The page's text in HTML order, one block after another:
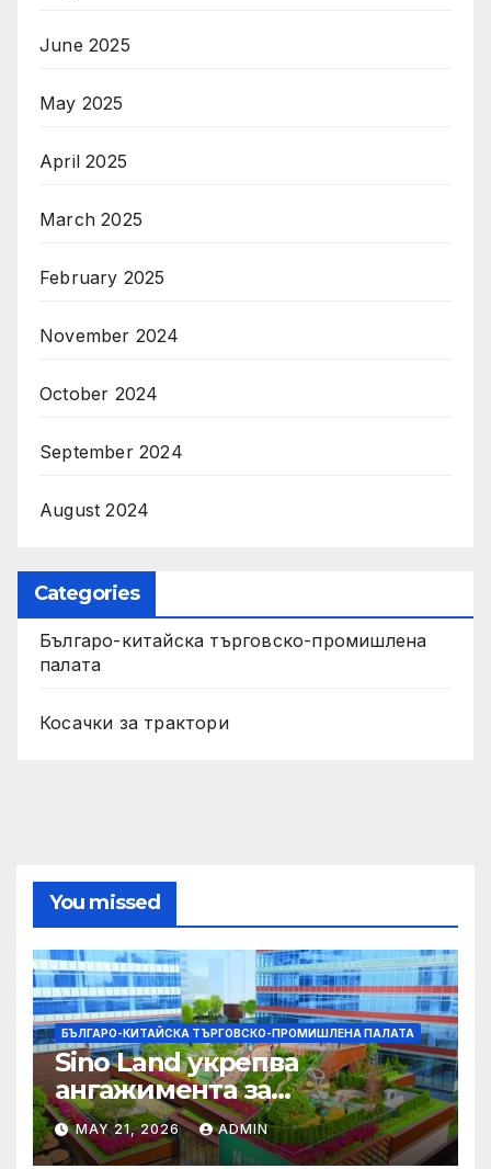
June 2025
May 2025
April 2025
March 2025
February 2025
November 2024
October 2024
September 2024
August 2024
Categories
Българо-китайска търговско-промишлена
палата
Косачки за трактори
You missed
БЪЛГАРО-КИТАЙСКА ТЪРГОВСКО-ПРОМИШЛЕНА ПАЛАТА
Sino Land укрепва
ангажимента за
устойчивост с глобално
признание
MAY 21, 2026 ADMIN